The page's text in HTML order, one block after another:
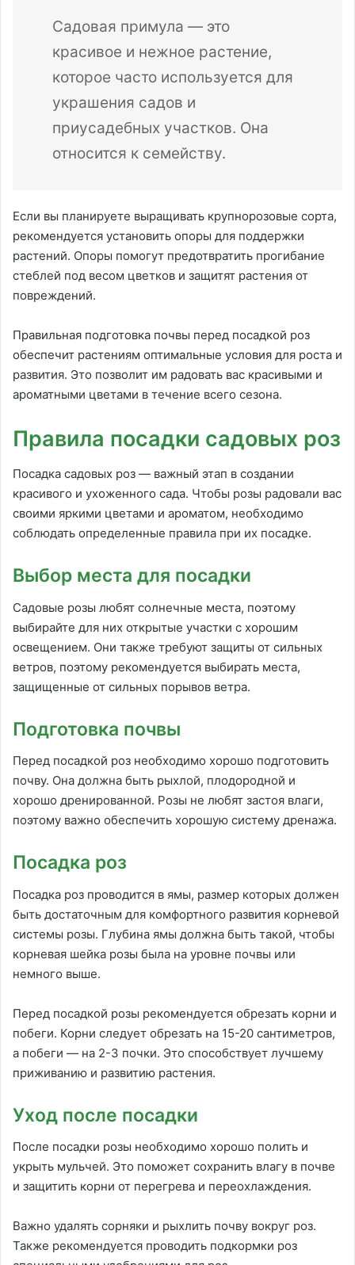
Садовая примула — это
красивое и нежное растение,
которое часто используется для
украшения садов и
приусадебных участков. Она
относится к семейству.
Если вы планируете выращивать крупнорозовые сорта,
рекомендуется установить опоры для поддержки
растений. Опоры помогут предотвратить прогибание
стеблей под весом цветков и защитят растения от
повреждений.
Правильная подготовка почвы перед посадкой роз
обеспечит растениям оптимальные условия для роста и
развития. Это позволит им радовать вас красивыми и
ароматными цветами в течение всего сезона.
Правила посадки садовых роз
Посадка садовых роз — важный этап в создании
красивого и ухоженного сада. Чтобы розы радовали вас
своими яркими цветами и ароматом, необходимо
соблюдать определенные правила при их посадке.
Выбор места для посадки
Садовые розы любят солнечные места, поэтому
выбирайте для них открытые участки с хорошим
освещением. Они также требуют защиты от сильных
ветров, поэтому рекомендуется выбирать места,
защищенные от сильных порывов ветра.
Подготовка почвы
Перед посадкой роз необходимо хорошо подготовить
почву. Она должна быть рыхлой, плодородной и
хорошо дренированной. Розы не любят застоя влаги,
поэтому важно обеспечить хорошую систему дренажа.
Посадка роз
Посадка роз проводится в ямы, размер которых должен
быть достаточным для комфортного развития корневой
системы розы. Глубина ямы должна быть такой, чтобы
корневая шейка розы была на уровне почвы или
немного выше.
Перед посадкой розы рекомендуется обрезать корни и
побеги. Корни следует обрезать на 15-20 сантиметров,
а побеги — на 2-3 почки. Это способствует лучшему
приживанию и развитию растения.
Уход после посадки
После посадки розы необходимо хорошо полить и
укрыть мульчей. Это поможет сохранить влагу в почве
и защитить корни от перегрева и переохлаждения.
Важно удалять сорняки и рыхлить почву вокруг роз.
Также рекомендуется проводить подкормки роз